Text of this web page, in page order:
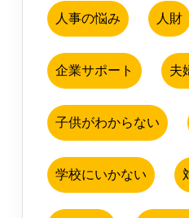
人事の悩み 人財
企業サポート 夫
子供がわからない
学校にいかない